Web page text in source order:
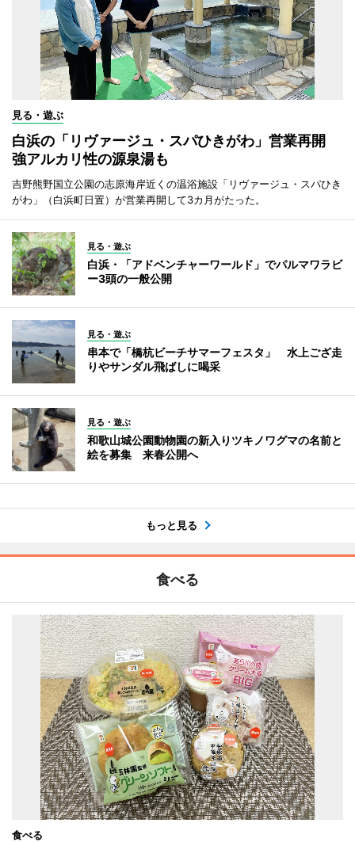
見る・遊ぶ
白浜の「リヴァージュ・スパひきがわ」営業再開
強アルカリ性の源泉湯も
吉野熊野国立公園の志原海岸近くの温浴施設「リヴァージュ・スパひき
がわ」（白浜町日置）が営業再開して3カ月がたった。
見る・遊ぶ
白浜・「アドベンチャーワールド」でパルマワラビ
ー3頭の一般公開
見る・遊ぶ
串本で「橋杭ビーチサマーフェスタ」 水上ござ走
りやサンダル飛ばしに喝采
見る・遊ぶ
和歌山城公園動物園の新入りツキノワグマの名前と
絵を募集 来春公開へ
もっと見る
食べる
食べる